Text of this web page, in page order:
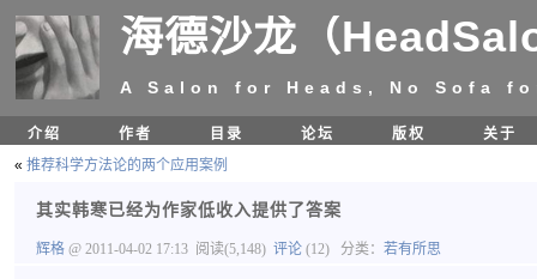
海德沙龙（
A Salon for Heads, No Sofa
介绍 作者 目录 论坛 版权
关于
« 推荐科学方法论的两个应用案例
其实韩寒已经为作家低收入提供了答案
辉格 @ 2011-04-02 17:13 阅读(5,148) 评论 (12) 分类： 若有所思